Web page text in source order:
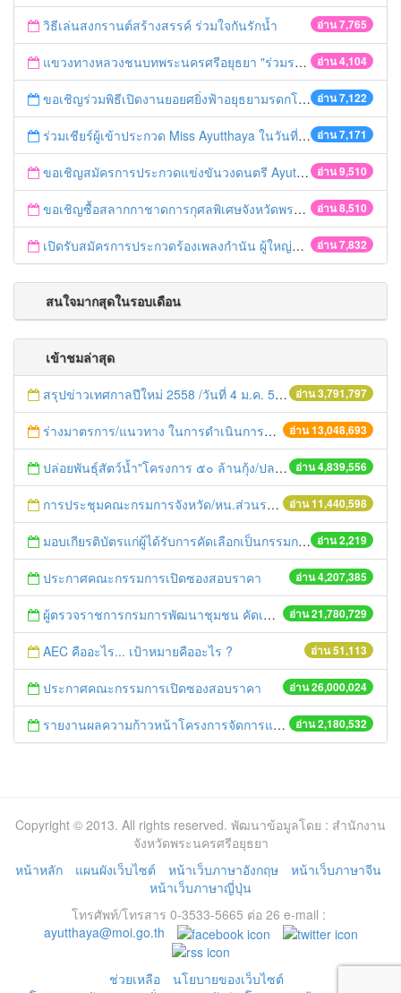
อ่าน 7,765
วิธีเล่นสงกรานต์สร้างสรรค์ ร่วมใจกันรักน้ำ
อ่าน 4,104
แขวงทางหลวงชนบทพระนครศรีอยุธยา "ร่วมรณรงค์ ขับช้า เปิดไฟหน้า คาดเข็มขัด" เทศกาลสงกรานต์ ปี 2561
อ่าน 7,122
ขอเชิญร่วมพิธีเปิดงานยอยศยิ่งฟ้าอยุธยามรดกโลก
อ่าน 7,171
ร่วมเชียร์ผู้เข้าประกวด Miss Ayutthaya ในวันที่ 15 ธันวาคม 2560
อ่าน 9,510
ขอเชิญสมัครการประกวดแข่งขันวงดนตรี Ayutthaya battle of the bands
อ่าน 8,510
ขอเชิญซื้อสลากกาชาดการกุศลพิเศษจังหวัดพระนครศรีอยุธยา 2560
อ่าน 7,832
เปิดรับสมัครการประกวดร้องเพลงกำนัน ผู้ใหญ่บ้าน ฯลฯ
สนใจมากสุดในรอบเดือน
เข้าชมล่าสุด
อ่าน 3,791,797
สรุปข่าวเทศกาลปีใหม่ 2558 /วันที่ 4 ม.ค. 58
อ่าน 13,048,693
ร่างมาตรการ/แนวทาง ในการดำเนินการประกอบการตรวจราชการแบบบูรณาการ
อ่าน 4,839,556
ปล่อยพันธุ์สัตว์น้ำ"โครงการ ๕๐ ล้านกุ้ง/ปลา ฟื้นชีวิตใหม่ให้เจ้าพระยา
อ่าน 11,440,598
การประชุมคณะกรมการจังหวัด/หน.ส่วนราชการประจำเดือน มิถุนายน 2558
อ่าน 2,219
มอบเกียรติบัตรแก่ผู้ได้รับการคัดเลือกเป็นกรรมการสงเคราะห์ดีเด่น ประจำปี 2558
อ่าน 4,207,385
ประกาศคณะกรรมการเปิดซองสอบราคา
อ่าน 21,780,729
ผู้ตรวจราชการกรมการพัฒนาชุมชน คัดเลือกข้าราชการและลูกจ้างดีเด่น และหน่วยงานพัฒนาชุมชนใสสะอาด ประจำปี ๒๕๕๔
อ่าน 51,113
AEC คืออะไร... เป้าหมายคืออะไร ?
อ่าน 26,000,024
ประกาศคณะกรรมการเปิดซองสอบราคา
อ่าน 2,180,532
รายงานผลความก้าวหน้าโครงการจัดการแก้ไขปัญหาขยะ สัปดาห์ที่ 9/2558
Copyright © 2013. All rights reserved. พัฒนาข้อมูลโดย : สำนักงาน
จังหวัดพระนครศรีอยุธยา
หน้าหลัก
แผนผังเว็บไซต์ หน้าเว็บภาษาอังกฤษ
หน้าเว็บภาษาจีน
หน้าเว็บภาษาญี่ปุ่น
โทรศัพท์/โทรสาร 0-3533-5665 ต่อ 26 e-mail :
ayutthaya@moi.go.th
ช่วยเหลือ
นโยบายของเว็บไซต์